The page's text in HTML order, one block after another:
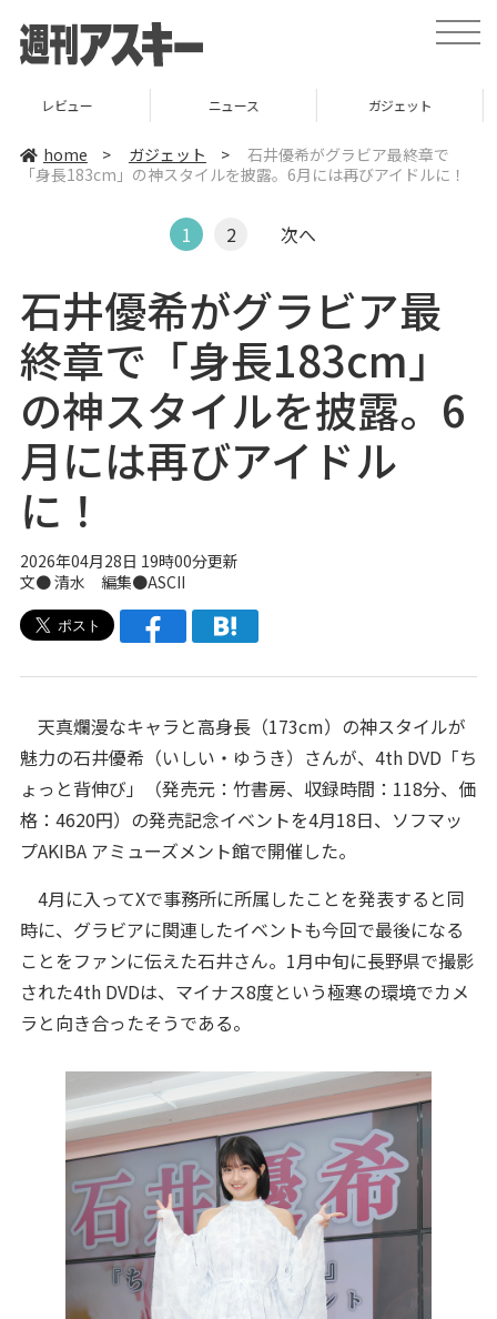
t
o
i
ニュース ガジェット ゲーム
home > ガジェット >
石井優希がグラビア最終章で
「身長183cm」の神スタイルを披露。6月には再びアイドルに！
1 2 次へ
石井優希がグラビア最
終章で「身長183cm」
の神スタイルを披露。6
月には再びアイドル
に！
2026年04月28日 19時00分更新
文● 清水 編集●ASCII
天真爛漫なキャラと高身長（173cm）の神スタイルが
魅力の石井優希（いしい・ゆうき）さんが、4th DVD「ち
ょっと背伸び」（発売元：竹書房、収録時間：118分、価
格：4620円）の発売記念イベントを4月18日、ソフマッ
プAKIBA アミューズメント館で開催した。
4月に入ってXで事務所に所属したことを発表すると同
時に、グラビアに関連したイベントも今回で最後になる
ことをファンに伝えた石井さん。1月中旬に長野県で撮影
された4th DVDは、マイナス8度という極寒の環境でカメ
ラと向き合ったそうである。